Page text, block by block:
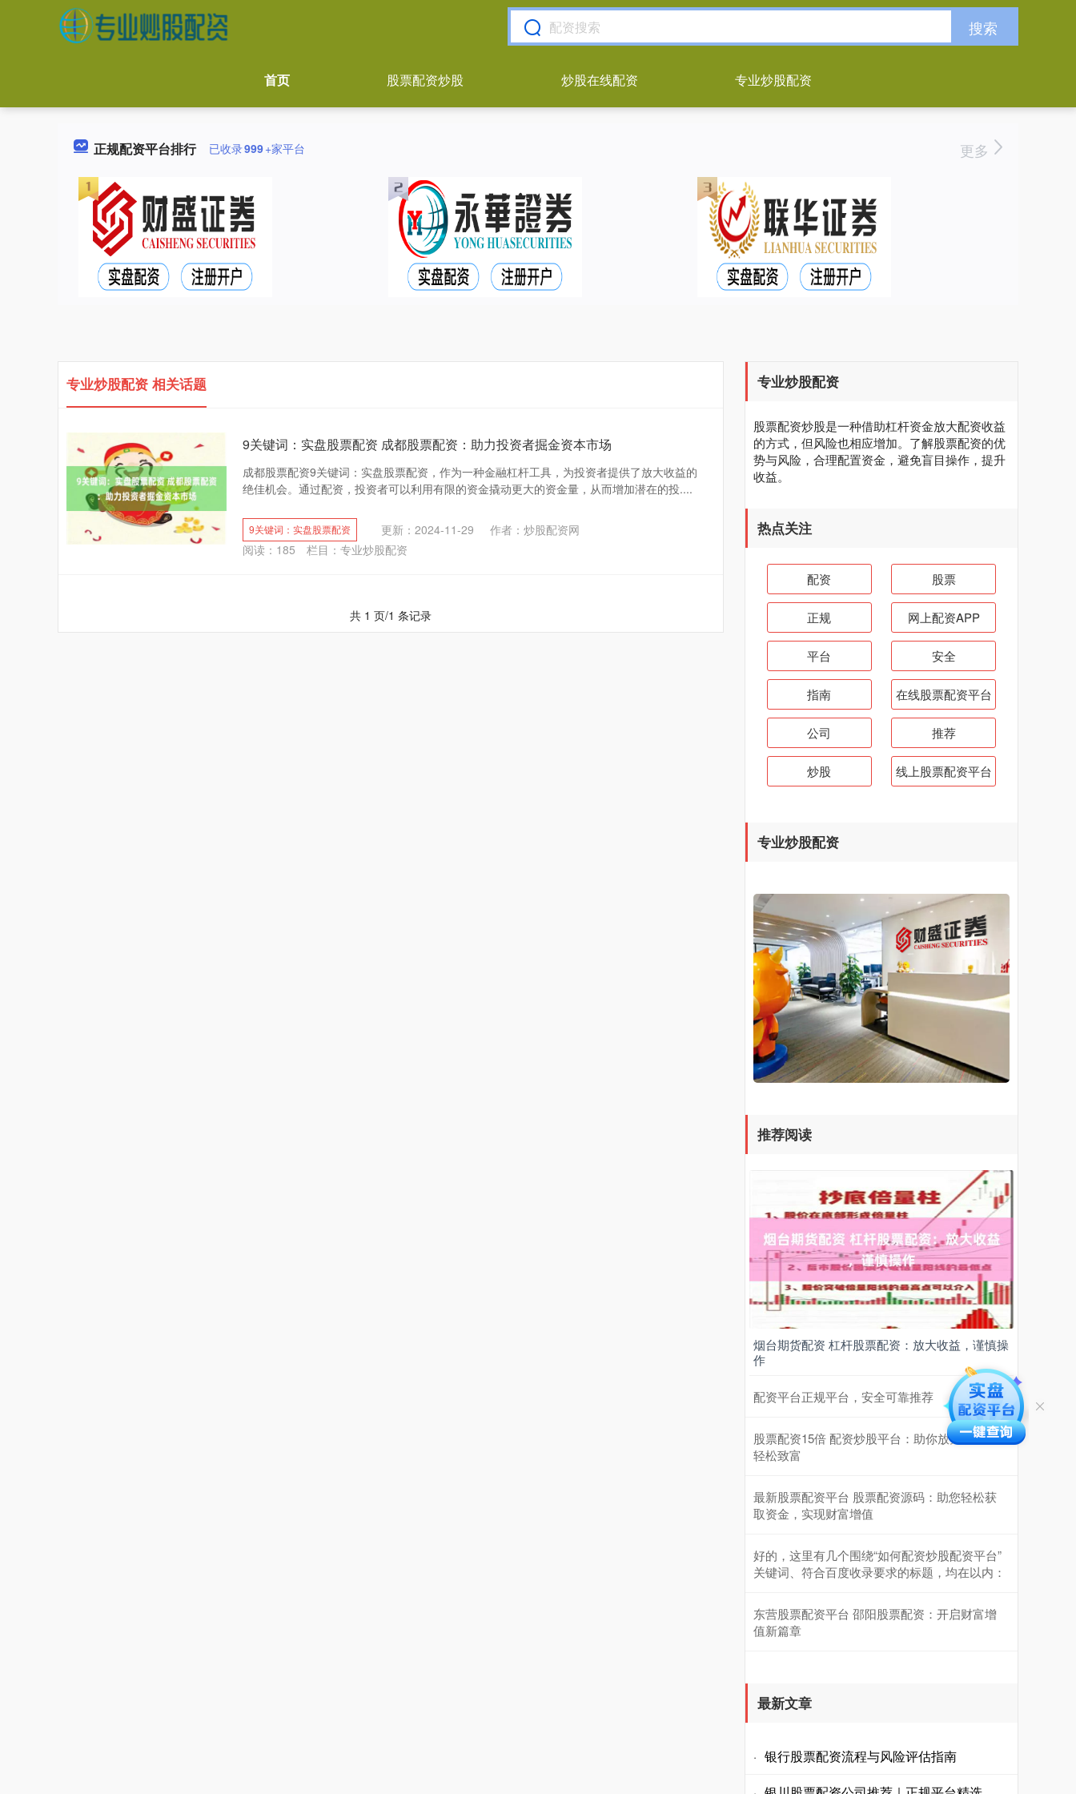
搜索
首页 股票配资炒股 炒股在线配资 专业炒股配资
正规配资平台排行 已收录999+家平台 更多
专业炒股配资 相关话题
9关键词：实盘股票配资 成都股票配资：助力投资者掘金资本市场
成都股票配资9关键词：实盘股票配资，作为一种金融杠杆工具，为投资者提供了放大收益的
绝佳机会。通过配资，投资者可以利用有限的资金撬动更大的资金量，从而增加潜在的投....
9关键词：实盘股票配资 更新：2024-11-29
作者：炒股配资网
阅读： 185 栏目： 专业炒股配资
共 1 页/1 条记录
专业炒股配资
股票配资炒股是一种借助杠杆资金放大配资收益
的方式，但风险也相应增加。了解股票配资的优
势与风险，合理配置资金，避免盲目操作，提升
收益。
热点关注
配资 股票
正规 网上配资APP
平台 安全
指南 在线股票配资平台
公司 推荐
炒股 线上股票配资平台
专业炒股配资
推荐阅读
烟台期货配资 杠杆股票配资：放大收益，谨慎操
作
配资平台正规平台，安全可靠推荐
股票配资15倍 配资炒股平台：助你放大收益，
轻松致富
最新股票配资平台 股票配资源码：助您轻松获
取资金，实现财富增值
好的，这里有几个围绕“如何配资炒股配资平台”
关键词、符合百度收录要求的标题，均在以内：
东营股票配资平台 邵阳股票配资：开启财富增
值新篇章
最新文章
· 银行股票配资流程与风险评估指南